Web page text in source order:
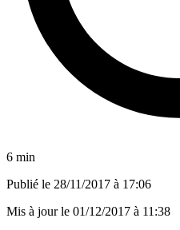
6 min
Publié le 28/11/2017 à 17:06
Mis à jour le 01/12/2017 à 11:38